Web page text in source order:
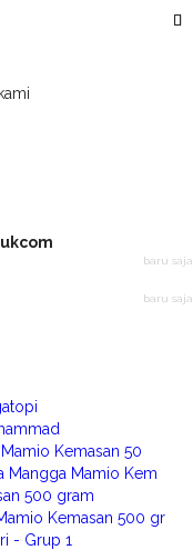
baru saja
baru saja
Kemasan 50
Mangga Mamio Kem
500 gram
Kemasan 500 gr
- Grup 1